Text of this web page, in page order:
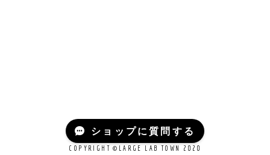
COPYRIGHT ©LARGE LAB TOWN 2020
ショップに質問する